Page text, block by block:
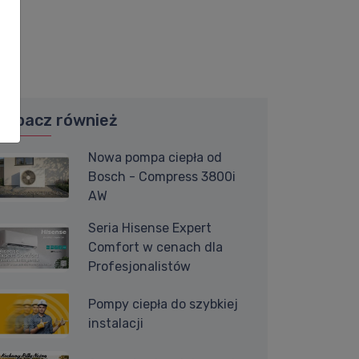
Zobacz również
Nowa pompa ciepła od
Bosch - Compress 3800i
AW
Seria Hisense Expert
Comfort w cenach dla
Profesjonalistów
Pompy ciepła do szybkiej
instalacji